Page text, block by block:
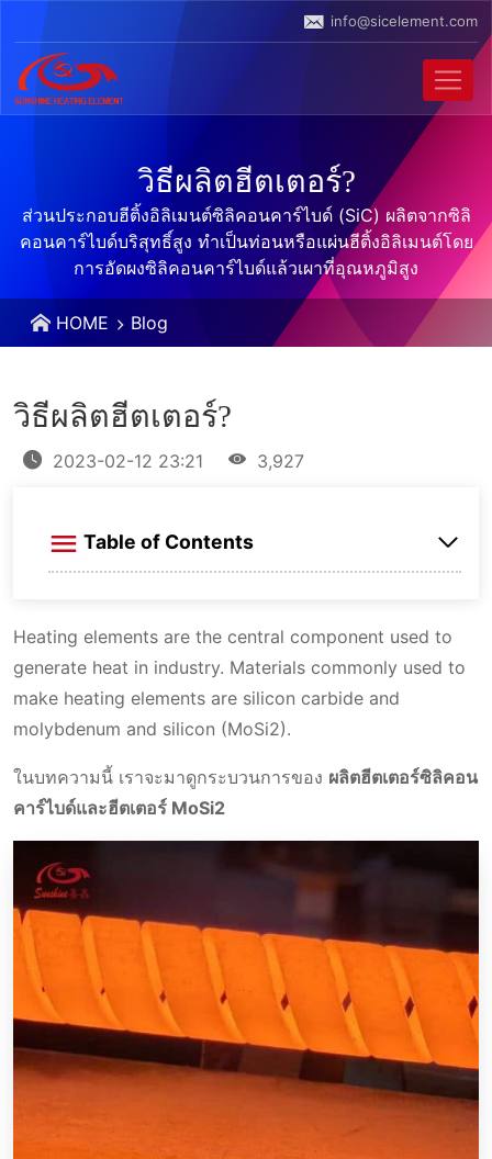
info@sicelement.com
วิธีผลิตฮีตเตอร์?
ส่วนประกอบฮีติ้งอิลิเมนต์ซิลิคอนคาร์ไบด์ (SiC) ผลิตจากซิลิ
คอนคาร์ไบด์บริสุทธิ์สูง ทําเป็นท่อนหรือแผ่นฮีติ้งอิลิเมนต์โดย
การอัดผงซิลิคอนคาร์ไบด์แล้วเผาที่อุณหภูมิสูง
HOME Blog
วิธีผลิตฮีตเตอร์?
2023-02-12 23:21 3,927
Table of Contents
ร้อนซิลิคอนคาร์บอน
ผลิตฮีตเตอร์ MoSi2
Heating elements are the central component used to
generate heat in industry. Materials commonly used to
make heating elements are silicon carbide and
molybdenum and silicon (MoSi2).
ในบทความนี้ เราจะมาดูกระบวนการของ ผลิตฮีตเตอร์ซิลิคอน
คาร์ไบด์และฮีตเตอร์ MoSi2